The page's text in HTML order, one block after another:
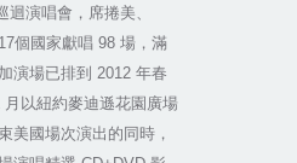
迴演唱會，席捲美、
17個國家獻唱 98 場，滿
演場已排到 2012 年春
月以紐約麥迪遜花園廣場
美國場次演出的同時，